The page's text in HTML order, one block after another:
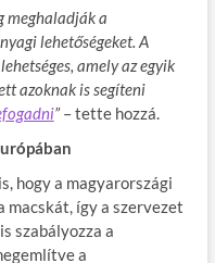
meghaladják a
lehetőségeket. A
amely az egyik
azoknak is segíteni
”– tette hozzá.
hogy a magyarországi
így a szervezet
szabályozza a
a